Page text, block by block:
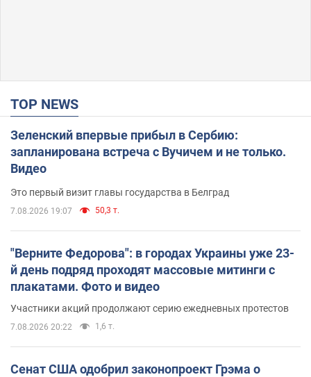
TOP NEWS
Зеленский впервые прибыл в Сербию:
запланирована встреча с Вучичем и не только.
Видео
Это первый визит главы государства в Белград
7.08.2026 19:07 50,3 т.
"Верните Федорова": в городах Украины уже 23-
й день подряд проходят массовые митинги с
плакатами. Фото и видео
Участники акций продолжают серию ежедневных протестов
7.08.2026 20:22 1,6 т.
Сенат США одобрил законопроект Грэма о